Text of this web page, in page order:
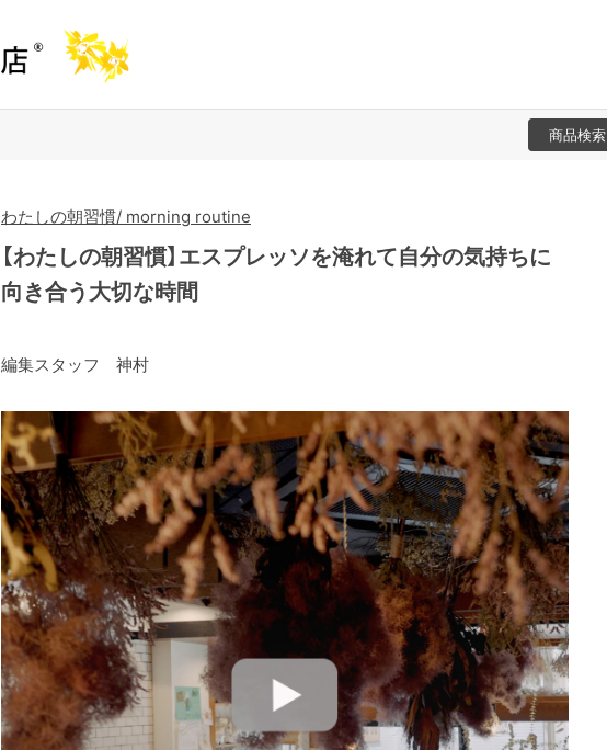
商品検索
わたしの朝習慣/ morning routine
【わたしの朝習慣】エスプレッソを淹れて自分の気持ちに
向き合う大切な時間
編集スタッフ 神村